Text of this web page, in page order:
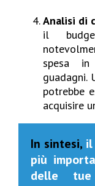
Analisi di
il
spesa
guadagni.
potrebbe
acquisire
In sintesi, il
più
delle tue